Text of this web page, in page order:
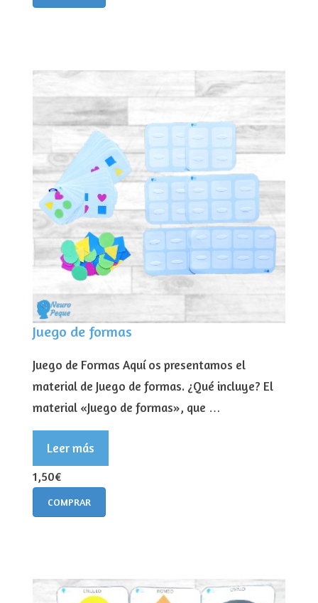
Juego de formas
Juego de Formas Aquí os presentamos el
material de Juego de formas. ¿Qué incluye? El
material «Juego de formas», que …
Leer más
1,50€
COMPRAR